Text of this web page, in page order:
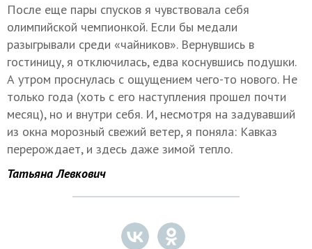
После еще пары спусков я чувствовала себя
олимпийской чемпионкой. Если бы медали
разыгрывали среди «чайников». Вернувшись в
гостиницу, я отключилась, едва коснувшись подушки.
А утром проснулась с ощущением чего-то нового. Не
только года (хоть с его наступления прошел почти
месяц), но и внутри себя. И, несмотря на задувавший
из окна морозный свежий ветер, я поняла: Кавказ
перерождает, и здесь даже зимой тепло.
Татьяна Левкович